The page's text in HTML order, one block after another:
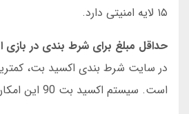
۱۵ لایه امنیتی دارد.
حداقل مبلغ برای شرط بندی در بازی
است. سیستم اکسید بت 90 این امکان را می دهد.